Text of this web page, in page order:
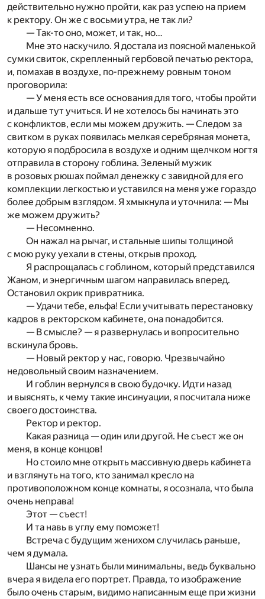
действительно нужно пройти, как раз успею на прием
к ректору. Он же с восьми утра, не так ли?
— Так-то оно, может, и так, но…
Мне это наскучило. Я достала из поясной маленькой
сумки свиток, скрепленный гербовой печатью ректора,
и, помахав в воздухе, по-прежнему ровным тоном
проговорила:
— У меня есть все основания для того, чтобы пройти
и дальше тут учиться. И не хотелось бы начинать это
с конфликтов, если мы можем дружить. — Следом за
свитком в руках появилась мелкая серебряная монета,
которую я подбросила в воздухе и одним щелчком ногтя
отправила в сторону гоблина. Зеленый мужик
в розовых рюшах поймал денежку с завидной для его
комплекции легкостью и уставился на меня уже гораздо
более добрым взглядом. Я хмыкнула и уточнила: — Мы
же можем дружить?
— Несомненно.
Он нажал на рычаг, и стальные шипы толщиной
с мою руку уехали в стены, открыв проход.
Я распрощалась с гоблином, который представился
Жаном, и энергичным шагом направилась вперед.
Остановил окрик привратника.
— Удачи тебе, ельфа! Если учитывать перестановку
кадров в ректорском кабинете, она понадобится.
— В смысле? — я развернулась и вопросительно
вскинула бровь.
— Новый ректор у нас, говорю. Чрезвычайно
недовольный своим назначением.
И гоблин вернулся в свою будочку. Идти назад
и выяснять, к чему такие инсинуации, я посчитала ниже
своего достоинства.
Ректор и ректор.
Какая разница — один или другой. Не съест же он
меня, в конце концов!
Но стоило мне открыть массивную дверь кабинета
и взглянуть на того, кто занимал кресло на
противоположном конце комнаты, я осознала, что была
очень неправа!
Этот — съест!
И та навь в углу ему поможет!
Встреча с будущим женихом случилась раньше,
чем я думала.
Шансы не узнать были минимальны, ведь буквально
вчера я видела его портрет. Правда, то изображение
было очень старым, видимо написанным еще при жизни